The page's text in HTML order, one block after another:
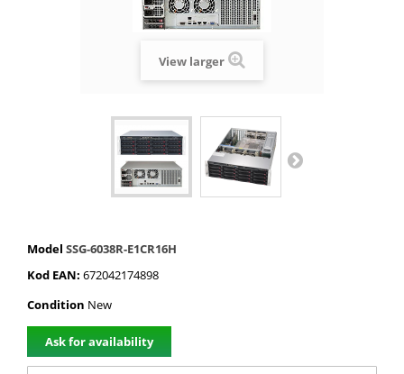
View larger
Model SSG-6038R-E1CR16H
Kod EAN: 672042174898
Condition New
Ask for availability